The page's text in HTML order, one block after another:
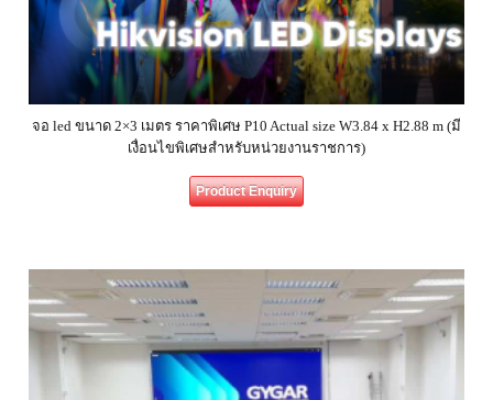
จอ led ขนาด 2×3 เมตร ราคาพิเศษ P10 Actual size W3.84 x H2.88 m (มี
เงื่อนไขพิเศษสำหรับหน่วยงานราชการ)
Product Enquiry